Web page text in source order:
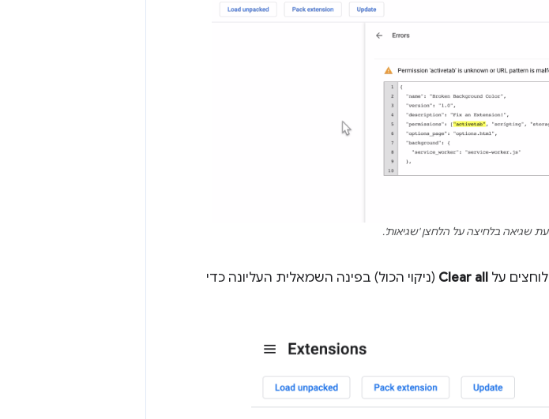
שגיאה בלחיצה על הלחצן 'שגיאות'.
על Clear all (ניקוי הכול) בפינה השמאלית העליונה כדי